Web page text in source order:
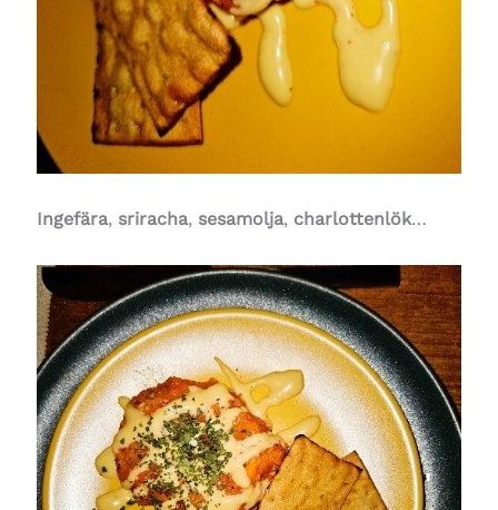
Ingefära, sriracha, sesamolja, charlottenlök…